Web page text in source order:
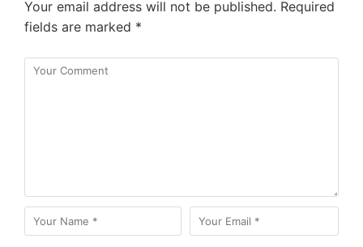
Your email address will not be published. Required
fields are marked *